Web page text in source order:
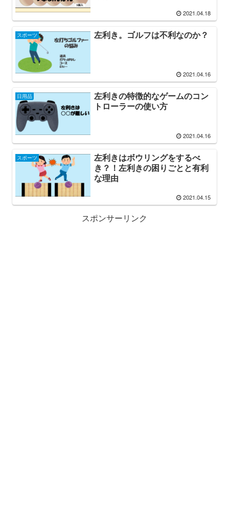
2021.04.18
スポーツ 左利き。ゴルフは不利なのか？
2021.04.16
日用品
左利きの特徴的なゲームのコン
トローラーの使い方
2021.04.16
スポーツ
左利きはボウリングをするべ
き？！左利きの困りごとと有利
な理由
2021.04.15
スポンサーリンク